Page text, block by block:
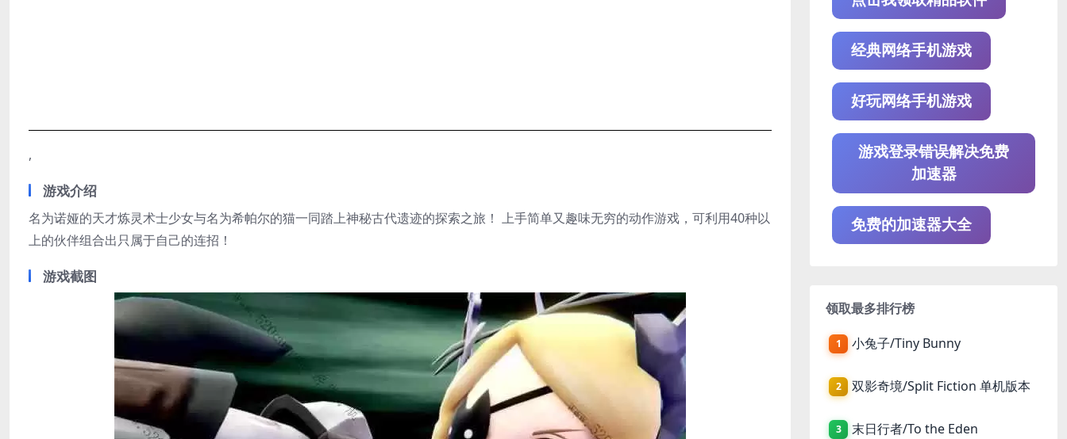
,
游戏介绍
名为诺娅的天才炼灵术士少女与名为希帕尔的猫一同踏上神秘古代遗迹的探索之旅！ 上手简单又趣味无穷的动作游戏，可利用40种以
上的伙伴组合出只属于自己的连招！
游戏截图
经典网络手机游戏
好玩网络手机游戏
游戏登录错误解决免费
加速器
免费的加速器大全
领取最多排行榜
1 小兔子/Tiny Bunny
2 双影奇境/Split Fiction 单机版本
3 末日行者/To the Eden